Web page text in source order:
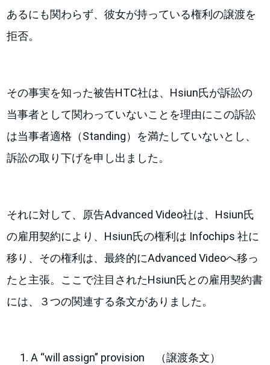
あるにも関わらず、彼女が持っている権利の譲渡を
拒否。
その事実を知った被告HTC社は、Hsiun氏が訴訟の
当事者として関わっていないことを理由にこの訴訟
は当事者適格（Standing）を満たしていないとし、
訴訟の取り下げを申し出ました。
それに対して、原告Advanced Video社は、Hsiun氏
の雇用契約により、Hsiun氏の権利は Infochips 社に
移り、その権利は、最終的にAdvanced Videoへ移っ
たと主張。ここで注目されたHsiun氏との雇用契約書
には、３つの関連する条文がありました。
A “will assign” provision （譲渡条文）